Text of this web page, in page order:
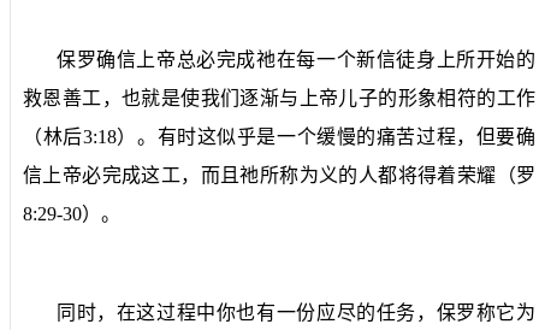
保罗确信上帝总必完成祂在每一个新信徒身上所开始的
救恩善工，也就是使我们逐渐与上帝儿子的形象相符的工作
（林后3:18）。有时这似乎是一个缓慢的痛苦过程，但要确
信上帝必完成这工，而且祂所称为义的人都将得着荣耀（罗
8:29-30）。
同时，在这过程中你也有一份应尽的任务，保罗称它为